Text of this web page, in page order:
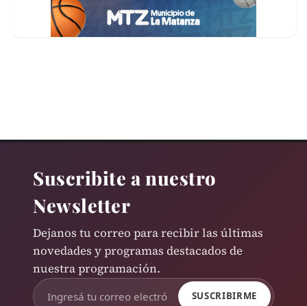
Suscribite a nuestro
Newsletter
Dejanos tu correo para recibir las últimas
novedades y programas destacados de
nuestra programación.
SUSCRIBIRME